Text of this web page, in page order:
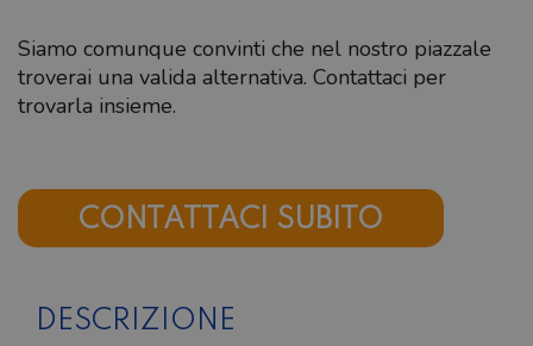
Siamo comunque convinti che nel nostro piazzale
troverai una valida alternativa. Contattaci per
trovarla insieme.
CONTATTACI SUBITO
DESCRIZIONE